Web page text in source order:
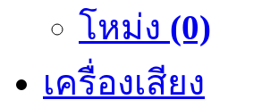
โหม่ง (0)
เครื่องเสียง